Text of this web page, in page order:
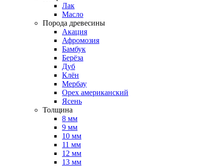
Лак
Масло
Порода древесины
Акация
Афромозия
Бамбук
Берёза
Дуб
Клён
Мербау
Орех американский
Ясень
Толщина
8 мм
9 мм
10 мм
11 мм
12 мм
13 мм